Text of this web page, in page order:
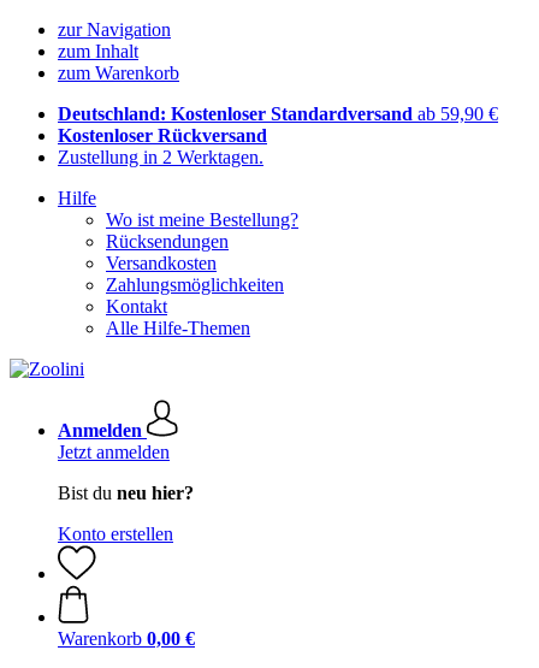
zur Navigation
zum Inhalt
zum Warenkorb
Deutschland: Kostenloser Standardversand ab 59,90 €
Kostenloser Rückversand
Zustellung in 2 Werktagen.
Hilfe
Wo ist meine Bestellung?
Rücksendungen
Versandkosten
Zahlungsmöglichkeiten
Kontakt
Alle Hilfe-Themen
Anmelden
Jetzt anmelden
Bist du neu hier?
Konto erstellen
Warenkorb 0,00 €